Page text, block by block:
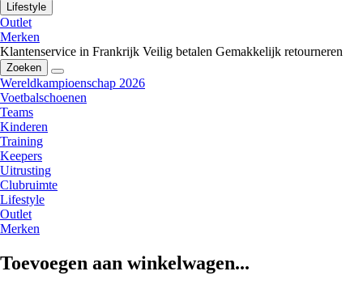
Lifestyle
Outlet
Merken
Klantenservice in Frankrijk Veilig betalen Gemakkelijk retourneren
Zoeken
Wereldkampioenschap 2026
Voetbalschoenen
Teams
Kinderen
Training
Keepers
Uitrusting
Clubruimte
Lifestyle
Outlet
Merken
Toevoegen aan winkelwagen...